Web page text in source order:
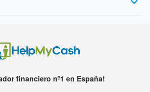
financiero nº1 en España!